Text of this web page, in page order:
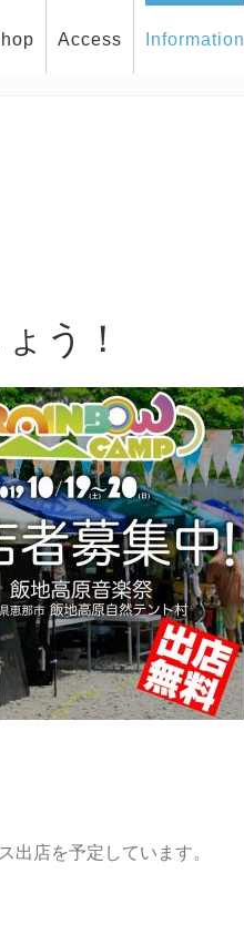
Access Information
う！
店を予定しています。